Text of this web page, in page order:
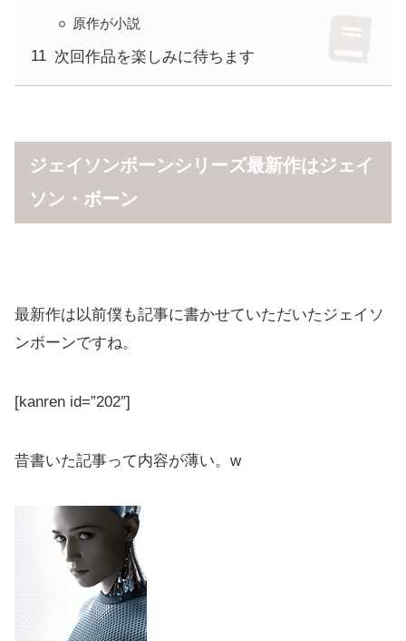
原作が小説
次回作品を楽しみに待ちます
ジェイソンボーンシリーズ最新作はジェイ
ソン・ボーン
最新作は以前僕も記事に書かせていただいたジェイソ
ンボーンですね。
[kanren id=”202″]
昔書いた記事って内容が薄い。w